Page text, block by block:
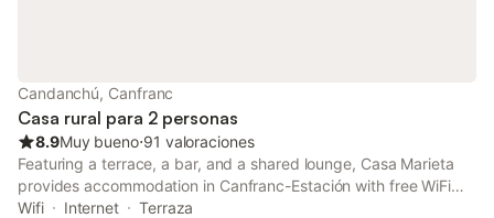
Candanchú, Canfranc
Casa rural para 2 personas
8.9Muy bueno⋅91 valoraciones
Featuring a terrace, a bar, and a shared lounge, Casa Marieta
provides accommodation in Canfranc-Estación with free WiFi
and mountain views. It is located 500 metres from Canfranc
Wifi Internet
Terraza